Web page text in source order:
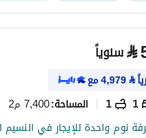
⃁سنوياً
⃁
4,979مع
1
1 المساحة:7,400 م2
نوم واحدة للإيجار في النسيم